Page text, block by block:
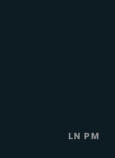
LN PM